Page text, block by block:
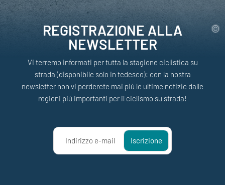
REGISTRAZIONE ALLA
NEWSLETTER
Vi terremo informati per tutta la stagione ciclistica su
strada (disponibile solo in tedesco): con la nostra
newsletter non vi perderete mai più le ultime notizie dalle
regioni più importanti per il ciclismo su strada!
Indirizzo e-mail Iscrizione